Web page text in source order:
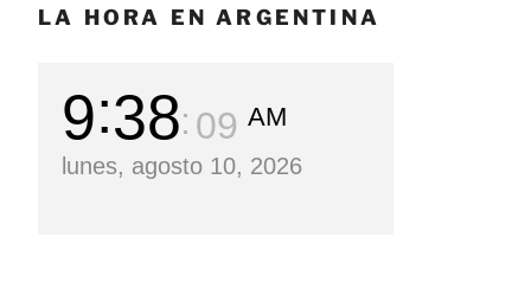
LA HORA EN ARGENTINA
9 38 10 AM
lunes, agosto 10, 2026